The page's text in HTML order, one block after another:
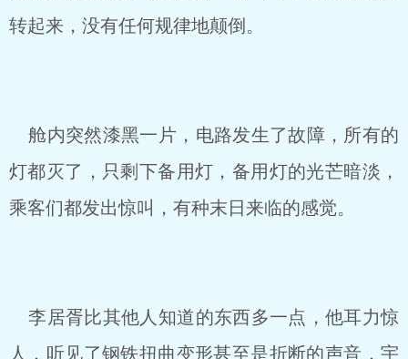
转起来，没有任何规律地颠倒。
舱内突然漆黑一片，电路发生了故障，所有的
灯都灭了，只剩下备用灯，备用灯的光芒暗淡，
乘客们都发出惊叫，有种末日来临的感觉。
李居胥比其他人知道的东西多一点，他耳力惊
人，听见了钢铁扭曲变形甚至是折断的声音，宇